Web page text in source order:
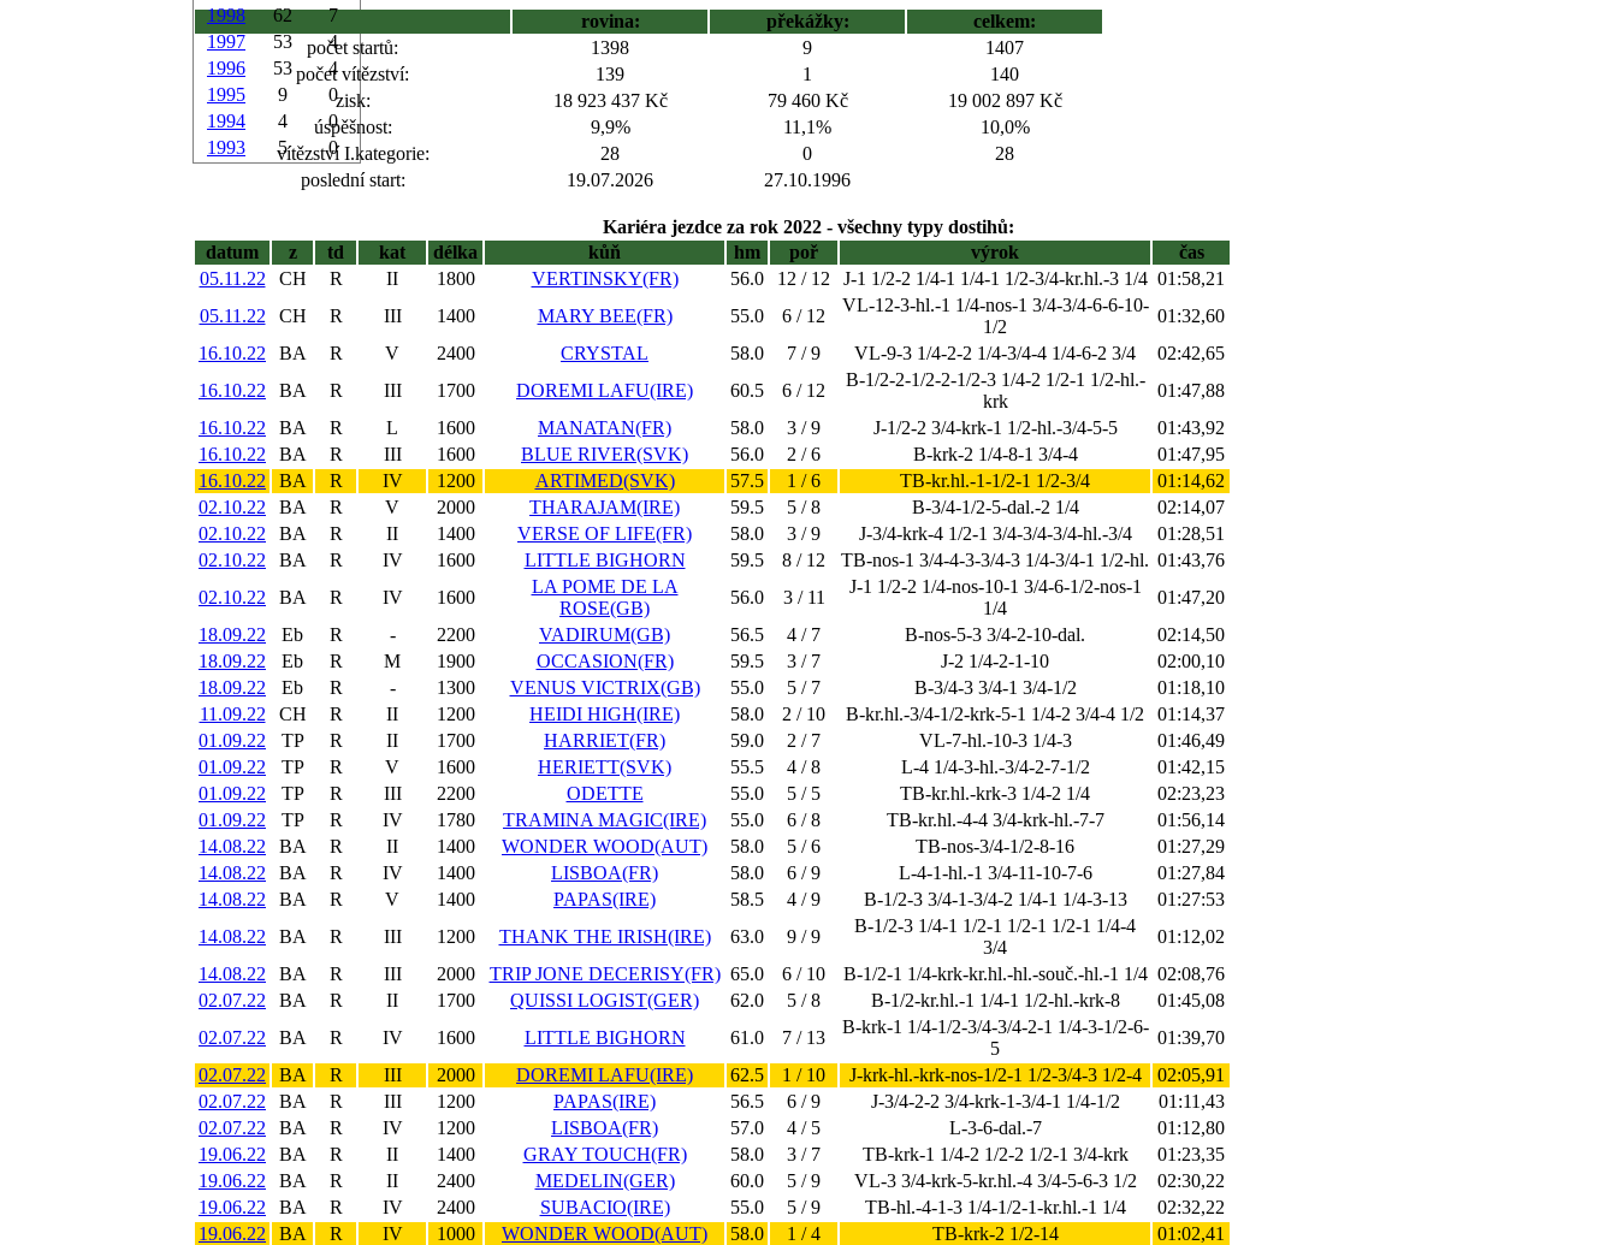
1998
62
7
1997
53
4
1996
53
4
1995
9
0
1994
4
0
1993
5 0
rovina: překážky:
celkem:
počet startů:
1398 9
1407
počet vítězství:
139 1
140
zisk:
18 923 437 Kč 79 460 Kč
19 002 897 Kč
úspěšnost:
9,9% 11,1%
10,0%
vítězství I.kategorie:
28 0
28
poslední start:
19.07.2026 27.10.1996
Kariéra jezdce za rok 2022 - všechny typy dostihů:
datum
z td kat délka kůň hm poř výrok
čas
05.11.22
CH R II 1800 VERTINSKY(FR) 56.0 12 / 12 J-1 1/2-2 1/4-1 1/4-1 1/2-3/4-kr.hl.-3 1/4 01:58,21
05.11.22
CH R III 1400 MARY BEE(FR) 55.0 6 / 12
VL-12-3-hl.-1 1/4-nos-1 3/4-3/4-6-6-10-
1/2
01:32,60
16.10.22
BA R V 2400 CRYSTAL 58.0 7 / 9 VL-9-3 1/4-2-2 1/4-3/4-4 1/4-6-2 3/4
02:42,65
16.10.22
BA R III 1700 DOREMI LAFU(IRE) 60.5 6 / 12
B-1/2-2-1/2-2-1/2-3 1/4-2 1/2-1 1/2-hl.-
krk
01:47,88
16.10.22
BA R L 1600 MANATAN(FR) 58.0 3 / 9 J-1/2-2 3/4-krk-1 1/2-hl.-3/4-5-5
01:43,92
16.10.22
BA R III 1600 BLUE RIVER(SVK) 56.0 2 / 6 B-krk-2 1/4-8-1 3/4-4
01:47,95
16.10.22
BA R IV 1200 ARTIMED(SVK) 57.5 1 / 6 TB-kr.hl.-1-1/2-1 1/2-3/4
01:14,62
02.10.22
BA R V 2000 THARAJAM(IRE) 59.5 5 / 8 B-3/4-1/2-5-dal.-2 1/4
02:14,07
02.10.22
BA R II 1400 VERSE OF LIFE(FR) 58.0 3 / 9 J-3/4-krk-4 1/2-1 3/4-3/4-3/4-hl.-3/4
01:28,51
02.10.22
BA R IV 1600 LITTLE BIGHORN 59.5 8 / 12 TB-nos-1 3/4-4-3-3/4-3 1/4-3/4-1 1/2-hl. 01:43,76
02.10.22
BA R IV 1600
LA POME DE LA
ROSE(GB)
56.0 3 / 11
J-1 1/2-2 1/4-nos-10-1 3/4-6-1/2-nos-1
1/4
01:47,20
18.09.22
Eb R - 2200 VADIRUM(GB) 56.5 4 / 7 B-nos-5-3 3/4-2-10-dal.
02:14,50
18.09.22
Eb R M 1900 OCCASION(FR) 59.5 3 / 7 J-2 1/4-2-1-10
02:00,10
18.09.22
Eb R - 1300 VENUS VICTRIX(GB) 55.0 5 / 7 B-3/4-3 3/4-1 3/4-1/2
01:18,10
11.09.22
CH R II 1200 HEIDI HIGH(IRE) 58.0 2 / 10 B-kr.hl.-3/4-1/2-krk-5-1 1/4-2 3/4-4 1/2
01:14,37
01.09.22
TP R II 1700 HARRIET(FR) 59.0 2 / 7 VL-7-hl.-10-3 1/4-3
01:46,49
01.09.22
TP R V 1600 HERIETT(SVK) 55.5 4 / 8 L-4 1/4-3-hl.-3/4-2-7-1/2
01:42,15
01.09.22
TP R III 2200 ODETTE 55.0 5 / 5 TB-kr.hl.-krk-3 1/4-2 1/4
02:23,23
01.09.22
TP R IV 1780 TRAMINA MAGIC(IRE) 55.0 6 / 8 TB-kr.hl.-4-4 3/4-krk-hl.-7-7
01:56,14
14.08.22
BA R II 1400 WONDER WOOD(AUT) 58.0 5 / 6 TB-nos-3/4-1/2-8-16
01:27,29
14.08.22
BA R IV 1400 LISBOA(FR) 58.0 6 / 9 L-4-1-hl.-1 3/4-11-10-7-6
01:27,84
14.08.22
BA R V 1400 PAPAS(IRE) 58.5 4 / 9 B-1/2-3 3/4-1-3/4-2 1/4-1 1/4-3-13
01:27:53
14.08.22
BA R III 1200 THANK THE IRISH(IRE) 63.0 9 / 9
B-1/2-3 1/4-1 1/2-1 1/2-1 1/2-1 1/4-4
3/4
01:12,02
14.08.22
BA R III 2000 TRIP JONE DECERISY(FR) 65.0 6 / 10 B-1/2-1 1/4-krk-kr.hl.-hl.-souč.-hl.-1 1/4 02:08,76
02.07.22
BA R II 1700 QUISSI LOGIST(GER) 62.0 5 / 8 B-1/2-kr.hl.-1 1/4-1 1/2-hl.-krk-8
01:45,08
02.07.22
BA R IV 1600 LITTLE BIGHORN 61.0 7 / 13
B-krk-1 1/4-1/2-3/4-3/4-2-1 1/4-3-1/2-6-
5
01:39,70
02.07.22
BA R III 2000 DOREMI LAFU(IRE) 62.5 1 / 10 J-krk-hl.-krk-nos-1/2-1 1/2-3/4-3 1/2-4
02:05,91
02.07.22
BA R III 1200 PAPAS(IRE) 56.5 6 / 9 J-3/4-2-2 3/4-krk-1-3/4-1 1/4-1/2
01:11,43
02.07.22
BA R IV 1200 LISBOA(FR) 57.0 4 / 5 L-3-6-dal.-7
01:12,80
19.06.22
BA R II 1400 GRAY TOUCH(FR) 58.0 3 / 7 TB-krk-1 1/4-2 1/2-2 1/2-1 3/4-krk
01:23,35
19.06.22
BA R II 2400 MEDELIN(GER) 60.0 5 / 9 VL-3 3/4-krk-5-kr.hl.-4 3/4-5-6-3 1/2
02:30,22
19.06.22
BA R IV 2400 SUBACIO(IRE) 55.0 5 / 9 TB-hl.-4-1-3 1/4-1/2-1-kr.hl.-1 1/4
02:32,22
19.06.22
BA R IV 1000 WONDER WOOD(AUT) 58.0 1 / 4 TB-krk-2 1/2-14 01:02,41